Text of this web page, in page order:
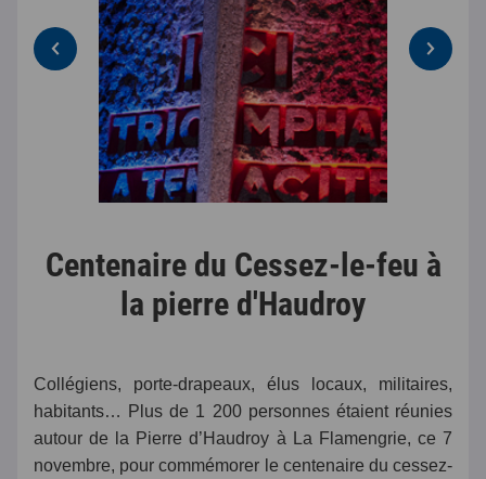
Centenaire du Cessez-le-feu à
la pierre d'Haudroy
Collégiens, porte-drapeaux, élus locaux, militaires,
habitants… Plus de 1 200 personnes étaient réunies
autour de la Pierre d’Haudroy à La Flamengrie, ce 7
novembre, pour commémorer le centenaire du cessez-